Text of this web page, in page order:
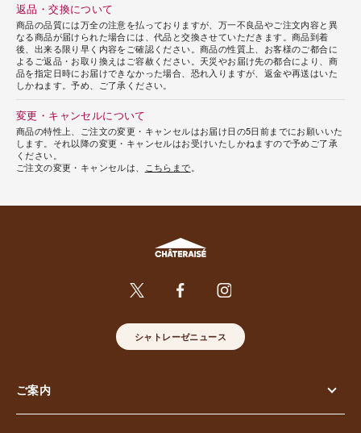
返品・交換について
商品の品質には万全の注意を払っておりますが、万一不良品やご注文内容と異
なる商品が届けられた場合には、代品と交換させていただきます。商品到着
後、出来る限り早く内容をご確認ください。商品の性質上、お客様のご都合に
よるご返品・お取り換えはご容赦ください。天災やお届け先の都合により、商
品を指定日時にお届けできなかった場合、恐れ入りますが、返金や再送はいた
しかねます。予め、ご了承ください。
変更・キャンセルについて
商品の特性上、ご注文の変更・キャンセルはお届け日の5日前までにお願いいた
します。それ以降の変更・キャンセルはお受けいたしかねますので予めご了承
ください。
ご注文の変更・キャンセルは、
こちらまで
シャトレーゼニュース
ご案内
雄大な八ヶ岳山麓の自
れる、こだわりのスイー
さい。